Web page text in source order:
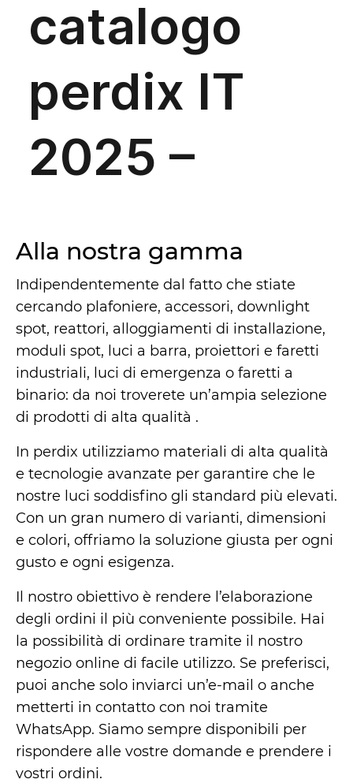
Alla nostra gamma
Indipendentemente dal fatto che stiate
cercando plafoniere, accessori, downlight
spot, reattori, alloggiamenti di installazione,
moduli spot, luci a barra, proiettori e faretti
industriali, luci di emergenza o faretti a
binario: da noi troverete un’ampia selezione
di prodotti di alta qualità .
In perdix utilizziamo materiali di alta qualità
e tecnologie avanzate per garantire che le
nostre luci soddisfino gli standard più elevati.
Con un gran numero di varianti, dimensioni
e colori, offriamo la soluzione giusta per ogni
gusto e ogni esigenza.
Il nostro obiettivo è rendere l’elaborazione
degli ordini il più conveniente possibile. Hai
la possibilità di ordinare tramite il nostro
negozio online di facile utilizzo. Se preferisci,
puoi anche solo inviarci un’e-mail o anche
metterti in contatto con noi tramite
WhatsApp. Siamo sempre disponibili per
rispondere alle vostre domande e prendere i
vostri ordini.